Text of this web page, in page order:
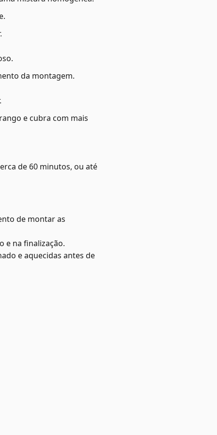
da montagem.
e cubra com mais
de 60 minutos, ou até
de montar as
e na finalização.
e aquecidas antes de